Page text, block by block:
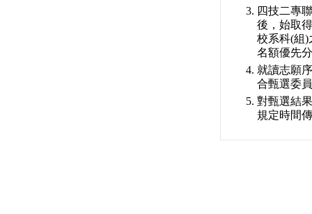
四技二專
後，始取
校系科(組)
名額優先
就讀志願
合甄選委
對甄選結
規定時間